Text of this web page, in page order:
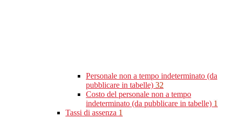
Personale non a tempo indeterminato (da
pubblicare in tabelle) 32
Costo del personale non a tempo
indeterminato (da pubblicare in tabelle) 1
Tassi di assenza 1